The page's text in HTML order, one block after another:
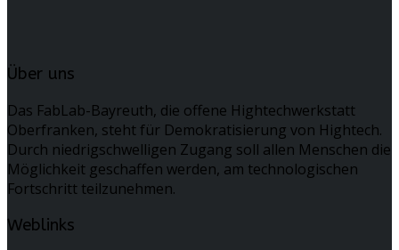
Über uns
Das FabLab-Bayreuth, die offene Hightechwerkstatt
Oberfranken, steht für Demokratisierung von Hightech.
Durch niedrigschwelligen Zugang soll allen Menschen die
Möglichkeit geschaffen werden, am technologischen
Fortschritt teilzunehmen.
Weblinks